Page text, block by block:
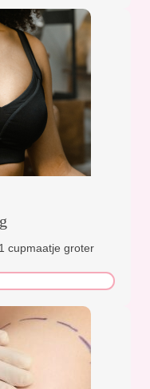
cupmaatje groter